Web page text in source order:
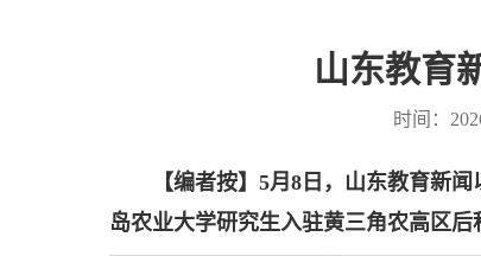
山东教育
时间：
【编者按】5月8日，山东教育新
岛农业大学研究生入驻黄三角农高区后